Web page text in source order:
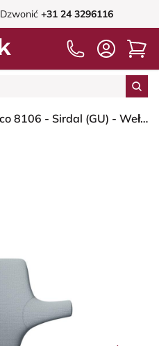
Dzwonić +31 24 3296116
HÅG Capisco 8106 - Sirdal (GU) - Wełna - SRD120 Light grey - Blush Rose - 200 mm (seat height 46-64cm) - Glides